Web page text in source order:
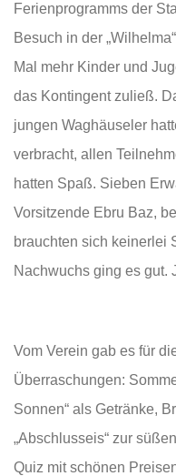
Ferienprogramms der
Besuch in der
Mal mehr Kinder und
das Kontingent zuließ.
jungen Waghäuseler
verbracht, allen
hatten Spaß. Sieben
Vorsitzende Ebru Baz,
brauchten sich keinerlei
Nachwuchs ging es gut.
Vom Verein gab es für
Überraschungen:
Sonnen“ als Getränke,
„Abschlusseis“ zur
Quiz mit schönen